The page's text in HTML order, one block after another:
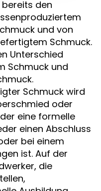
bereits den
und von
Schmuck.
Unterschied
Schmuck und
Schmuck wird
oder
eine formelle
einen Abschluss
bei einem
ist. Auf der
die